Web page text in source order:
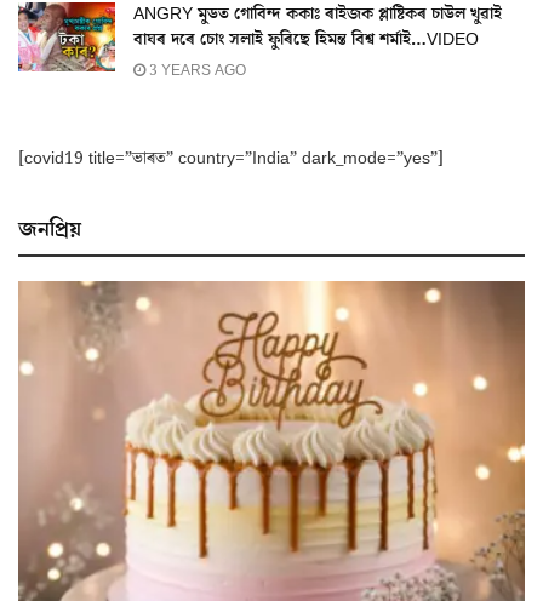
ANGRY মুডত গোবিন্দ ককাঃ ৰাইজক প্লাষ্টিকৰ চাউল খুৱাই
বাঘৰ দৰে চোং সলাই ফুৰিছে হিমন্ত বিশ্ব শৰ্মাই…VIDEO
3 YEARS AGO
[covid19 title=”ভাৰত” country=”India” dark_mode=”yes”]
জনপ্ৰিয়